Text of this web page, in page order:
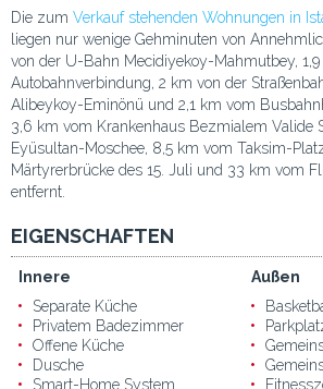
Die zum Verkauf stehenden Wohnungen in
liegen nur wenige Gehminuten von
von der U-Bahn Mecidiyekoy-Mahmutbey,
Autobahnverbindung, 2 km von der
Alibeykoy-Eminönü und 2,1 km vom
3,6 km vom Krankenhaus Bezmialem Valide
Eyüsultan-Moschee, 8,5 km vom Taksim-
Märtyrerbrücke des 15. Juli und 33 km vom
entfernt.
EIGENSCHAFTEN
Innere
Separate Küche
Privatem Badezimmer
Offene Küche
Dusche
Smart-Home System
Außen